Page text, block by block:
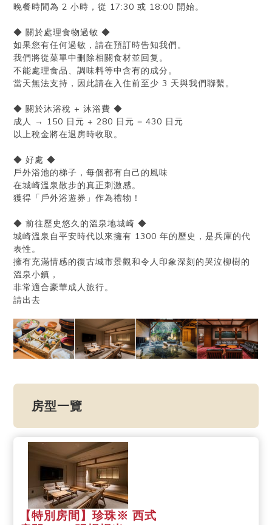
晚餐時間為 2 小時，從 17:30 或 18:00 開始。
◆ 關於處理食物過敏 ◆
如果您有任何過敏，請在預訂時告知我們。
我們將從菜單中刪除相關食材並回复。
不能處理食品、調味料等中含有的成分。
當天無法支持，因此請在入住前至少 3 天與我們聯繫。
◆ 關於沐浴稅 + 沐浴費 ◆
成人 → 150 日元 + 280 日元 = 430 日元
以上稅金將在退房時收取。
◆ 好處 ◆
戶外浴池的梯子，每個都有自己的風味
在城崎溫泉散步的真正刺激感。
獲得「戶外浴遊券」作為禮物！
◆ 前往歷史悠久的溫泉地城崎 ◆
城崎溫泉自平安時代以來擁有 1300 年的歷史，是兵庫的代
表性。
擁有充滿情感的復古城市景觀和令人印象深刻的哭泣柳樹的
溫泉小鎮，
非常適合豪華成人旅行。
請出去
房型一覽
【特別房間】珍珠※ 西式